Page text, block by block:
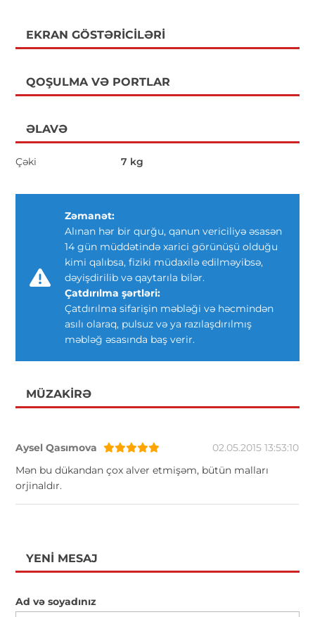
EKRAN GÖSTƏRICILƏRI
QOŞULMA VƏ PORTLAR
ƏLAVƏ
Çəki 7 kg
Zəmanət:
Alınan hər bir qurğu, qanun vericiliyə əsasən
14 gün müddətində xarici görünüşü olduğu
kimi qalıbsa, fiziki müdaxilə edilməyibsə,
dəyişdirilib və qaytarıla bilər.
Çatdırılma şərtləri:
Çatdırılma sifarişin məbləği və həcmindən
asılı olaraq, pulsuz və ya razılaşdırılmış
məbləğ əsasında baş verir.
MÜZAKIRƏ
Aysel Qasımova
02.05.2015 13:53:10
Mən bu dükandan çox alver etmişəm, bütün malları
orjinaldır.
YENI MESAJ
Ad və soyadınız